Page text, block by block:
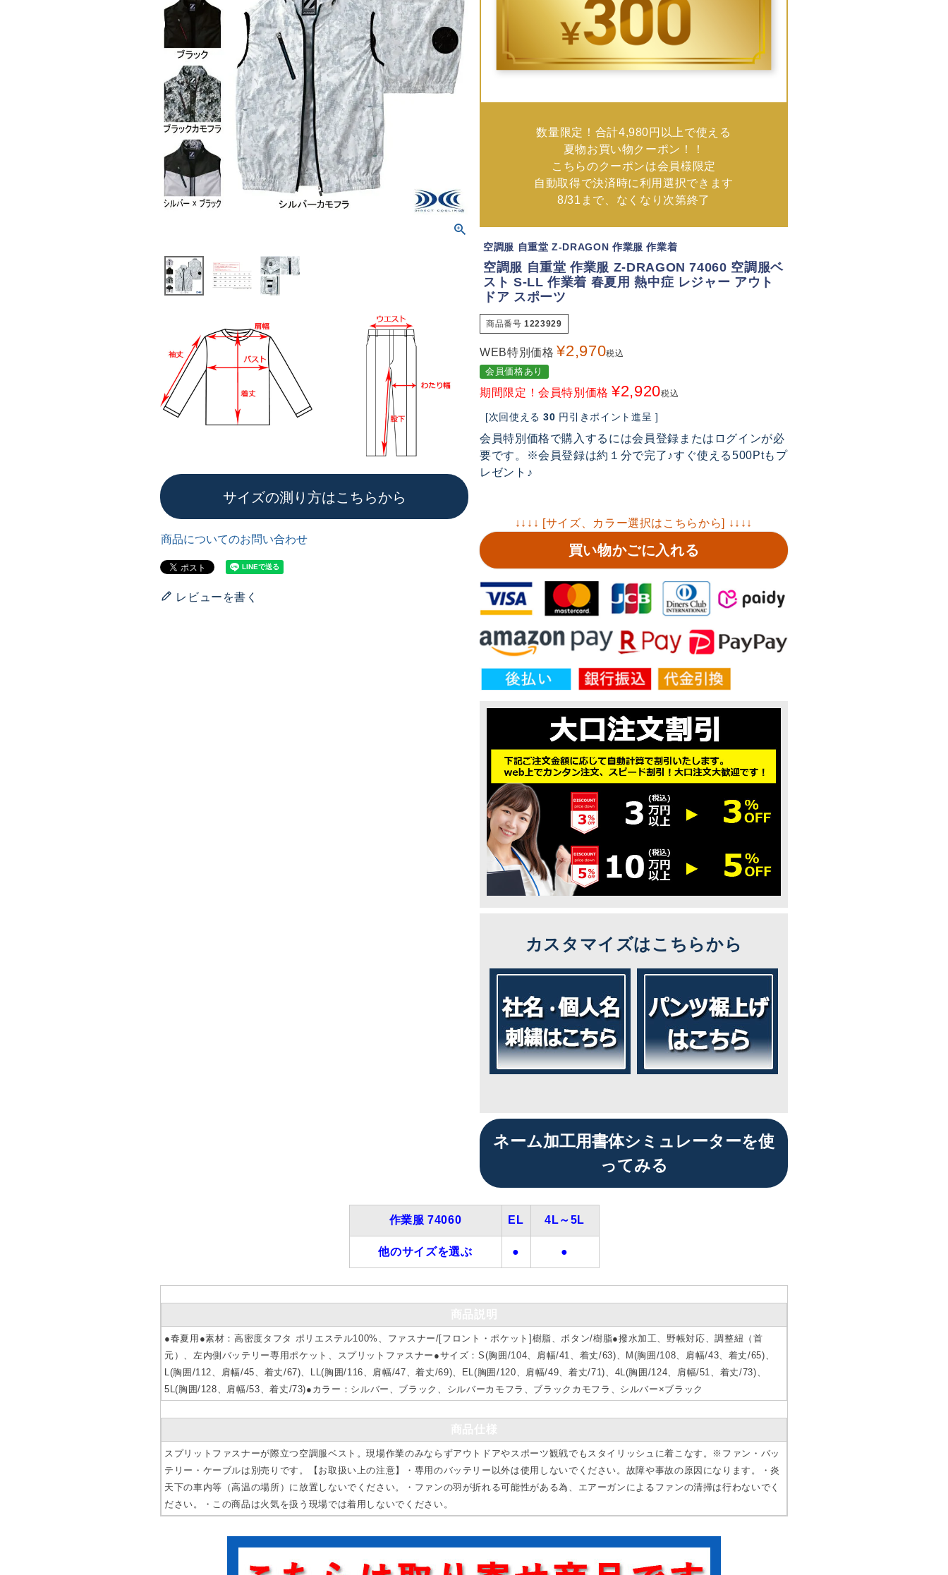
サイズの測り方はこちらから
商品についてのお問い合わせ
レビューを書く
数量限定！合計4,980円以上で使える
夏物お買い物クーポン！！
こちらのクーポンは会員様限定
自動取得で決済時に利用選択できます
8/31まで、なくなり次第終了
空調服 自重堂 Z-DRAGON 作業服 作業着
空調服 自重堂 作業服 Z-DRAGON 74060 空調服ベ
スト S-LL 作業着 春夏用 熱中症 レジャー アウト
ドア スポーツ
商品番号 1223929
WEB特別価格 ¥2,970税込
会員価格あり
期間限定！会員特別価格 ¥2,920税込
[次回使える 30 円引きポイント進呈 ]
会員特別価格で購入するには会員登録またはログインが必
要です。※会員登録は約１分で完了♪すぐ使える500Ptもプ
レゼント♪
↓↓↓↓ [サイズ、カラー選択はこちらから] ↓↓↓↓
買い物かごに入れる
カスタマイズはこちらから
ネーム加工用書体シミュレーターを使
ってみる
作業服 74060 EL 4L～5L
他のサイズを選ぶ ● ●
●春夏用●素材：高密度タフタ ポリエステル100%、ファスナー/[フロント・ポケット]樹脂、ボタン/樹脂●撥水加工、野帳対応、調整紐（首
元）、左内側バッテリー専用ポケット、スプリットファスナー●サイズ：S(胸囲/104、肩幅/41、着丈/63)、M(胸囲/108、肩幅/43、着丈/65)、
L(胸囲/112、肩幅/45、着丈/67)、LL(胸囲/116、肩幅/47、着丈/69)、EL(胸囲/120、肩幅/49、着丈/71)、4L(胸囲/124、肩幅/51、着丈/73)、
5L(胸囲/128、肩幅/53、着丈/73)●カラー：シルバー、ブラック、シルバーカモフラ、ブラックカモフラ、シルバー×ブラック
スプリットファスナーが際立つ空調服ベスト。現場作業のみならずアウトドアやスポーツ観戦でもスタイリッシュに着こなす。※ファン・バッ
テリー・ケーブルは別売りです。【お取扱い上の注意】・専用のバッテリー以外は使用しないでください。故障や事故の原因になります。・炎
天下の車内等（高温の場所）に放置しないでください。・ファンの羽が折れる可能性がある為、エアーガンによるファンの清掃は行わないでく
ださい。・この商品は火気を扱う現場では着用しないでください。